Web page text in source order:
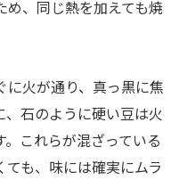
、同じ熱を加えても焼
火が通り、真っ黒に焦
石のように硬い豆は火
これらが混ざっている
も、味には確実にムラ